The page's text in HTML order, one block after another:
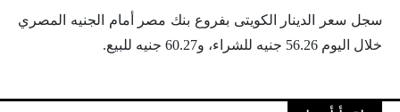
سجل سعر الدينار الكويتى بفروع بنك مصر أمام الجنيه المصري
خلال اليوم 56.26 جنيه للشراء، و60.27 جنيه للبيع.